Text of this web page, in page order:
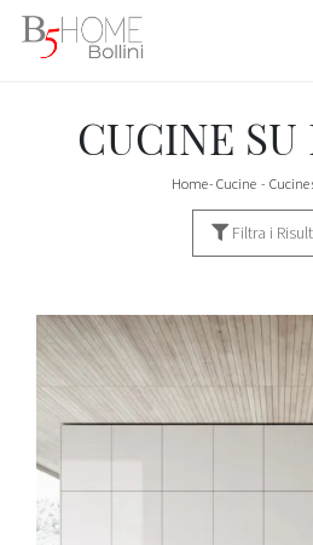
CUCINE SU
Home- Cucine - Cucine
Filtra i